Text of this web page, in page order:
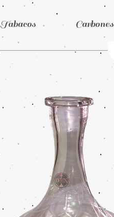
Tabacos Carbones